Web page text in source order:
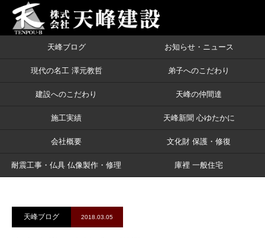
天峰ブログ お知らせ・ニュース
現代の名工 澤元教哲 弟子へのこだわり
建設へのこだわり 天峰の仲間達
施工実績 天峰新聞 心ゆたかに
会社概要 文化財 保護・修復
耐震工事・仏具 仏像製作・修理 庫裡 一般住宅
ブログ 宗心寺様で上棟式と餅撒き
天峰ブログ 2018.03.05